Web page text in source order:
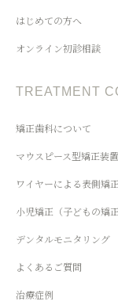
はじめての方へ
オンライン初診相談
TREATMENT
矯正歯科について
マウスピース型矯正装
ワイヤーによる表側矯正
小児矯正（子どもの矯正
デンタルモニタリング
よくあるご質問
治療症例